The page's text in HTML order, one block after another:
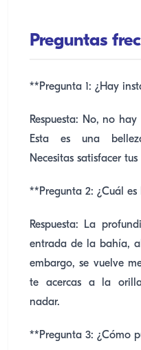
Preguntas
**Pregunta 1: ¿Hay
Respuesta: No, no
Esta es una
Necesitas satisfacer
**Pregunta 2: ¿Cuál
Respuesta: La
entrada de la bahía,
embargo, se vuelve
te acercas a la
nadar.
**Pregunta 3: ¿Cómo